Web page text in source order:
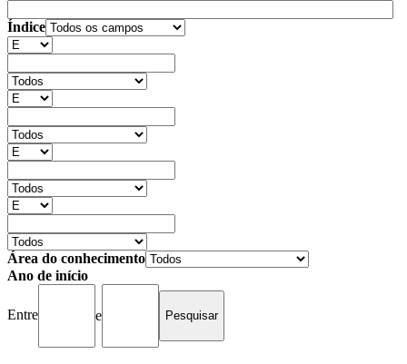
Índice
Área do conhecimento
Ano de início
Entre e